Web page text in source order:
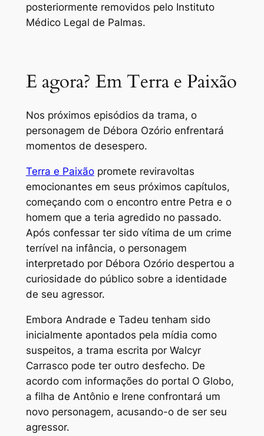
posteriormente removidos pelo Instituto
Médico Legal de Palmas.
E agora? Em Terra e Paixão
Nos próximos episódios da trama, o
personagem de Débora Ozório enfrentará
momentos de desespero.
Terra e Paixãopromete reviravoltas
emocionantes em seus próximos capítulos,
começando com o encontro entre Petra e o
homem que a teria agredido no passado.
Após confessar ter sido vítima de um crime
terrível na infância, o personagem
interpretado por Débora Ozório despertou a
curiosidade do público sobre a identidade
de seu agressor.
Embora Andrade e Tadeu tenham sido
inicialmente apontados pela mídia como
suspeitos, a trama escrita por Walcyr
Carrasco pode ter outro desfecho. De
acordo com informações do portal O Globo,
a filha de Antônio e Irene confrontará um
novo personagem, acusando-o de ser seu
agressor.